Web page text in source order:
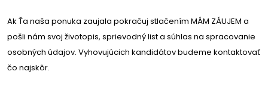
Ak Ťa naša ponuka zaujala pokračuj stlačením MÁM ZÁUJEM a
pošli nám svoj životopis, sprievodný list a súhlas na spracovanie
osobných údajov. Vyhovujúcich kandidátov budeme kontaktovať
čo najskôr.